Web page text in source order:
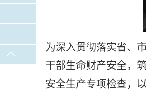
为深入贯彻落实省、
干部生命财产安全，
安全生产专项检查，